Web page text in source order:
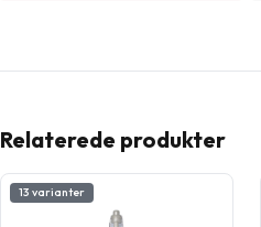
Relaterede produkter
13 varianter